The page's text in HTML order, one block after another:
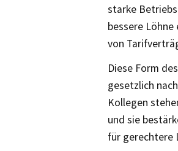
starke
bessere
von
Diese Form
gesetzlich
Kollegen
und sie
für gerechtere